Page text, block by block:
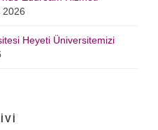
2026
Heyeti Üniversitemizi